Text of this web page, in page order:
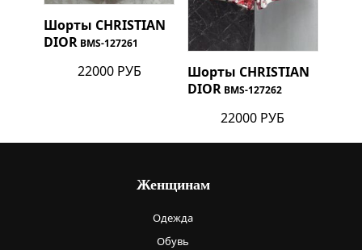
Шорты CHRISTIAN
DIOR BMS-127261
22000 РУБ Шорты CHRISTIAN
DIOR BMS-127262
22000 РУБ
Женщинам
Одежда
Обувь